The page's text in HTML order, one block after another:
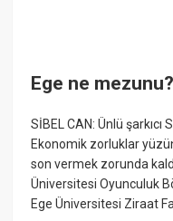
Ege ne mezunu?
SİBEL CAN: Ünlü
Ekonomik zorluklar
son vermek zorunda
Üniversitesi Oyunculuk
Ege Üniversitesi Ziraat